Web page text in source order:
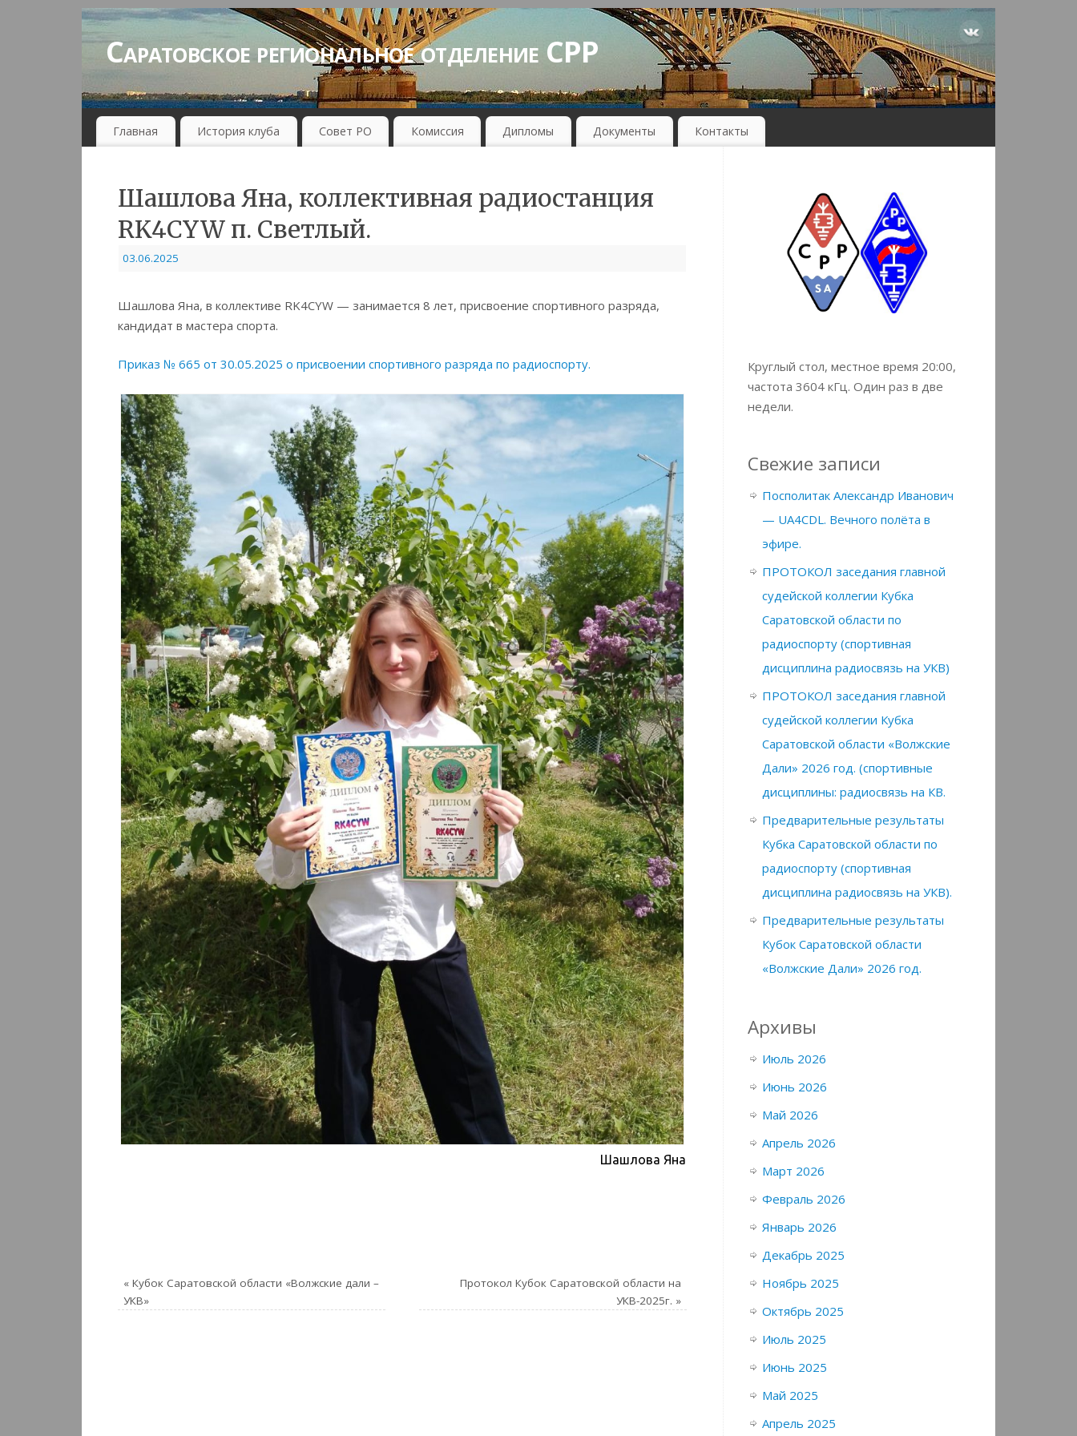
Саратовское региональное отделение СРР
Главная История клуба Совет РО Комиссия Дипломы Документы Контакты
Шашлова Яна, коллективная радиостанция
RK4CYW п. Светлый.
03.06.2025
Шашлова Яна, в коллективе RK4CYW — занимается 8 лет, присвоение спортивного разряда,
кандидат в мастера спорта.
Приказ № 665 от 30.05.2025 о присвоении спортивного разряда по радиоспорту.
Шашлова Яна
« Кубок Саратовской области «Волжские дали –
УКВ»
Протокол Кубок Саратовской области на
УКВ-2025г. »
Круглый стол, местное время 20:00,
частота 3604 кГц. Один раз в две
недели.
Свежие записи
Посполитак Александр Иванович
— UA4CDL. Вечного полёта в
эфире.
ПРОТОКОЛ заседания главной
судейской коллегии Кубка
Саратовской области по
радиоспорту (спортивная
дисциплина радиосвязь на УКВ)
ПРОТОКОЛ заседания главной
судейской коллегии Кубка
Саратовской области «Волжские
Дали» 2026 год. (спортивные
дисциплины: радиосвязь на КВ.
Предварительные результаты
Кубка Саратовской области по
радиоспорту (спортивная
дисциплина радиосвязь на УКВ).
Предварительные результаты
Кубок Саратовской области
«Волжские Дали» 2026 год.
Архивы
Июль 2026
Июнь 2026
Май 2026
Апрель 2026
Март 2026
Февраль 2026
Январь 2026
Декабрь 2025
Ноябрь 2025
Октябрь 2025
Июль 2025
Июнь 2025
Май 2025
Апрель 2025